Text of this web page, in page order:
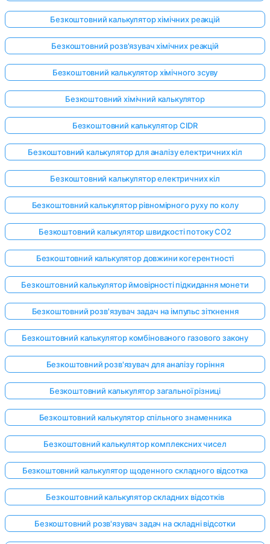
Увійдіть
тут!
Безкоштовний калькулятор хімічних реакцій
Безкоштовний розв'язувач хімічних реакцій
Безкоштовний калькулятор хімічного зсуву
Безкоштовний хімічний калькулятор
Безкоштовний калькулятор CIDR
Безкоштовний калькулятор для аналізу електричних кіл
Безкоштовний калькулятор електричних кіл
Безкоштовний калькулятор рівномірного руху по колу
Безкоштовний калькулятор швидкості потоку CO2
Безкоштовний калькулятор довжини когерентності
Безкоштовний калькулятор ймовірності підкидання монети
Безкоштовний розв'язувач задач на імпульс зіткнення
Безкоштовний калькулятор комбінованого газового закону
Безкоштовний розв'язувач для аналізу горіння
Безкоштовний калькулятор загальної різниці
Безкоштовний калькулятор спільного знаменника
Безкоштовний калькулятор комплексних чисел
Безкоштовний калькулятор щоденного складного відсотка
Безкоштовний калькулятор складних відсотків
Безкоштовний розв'язувач задач на складні відсотки